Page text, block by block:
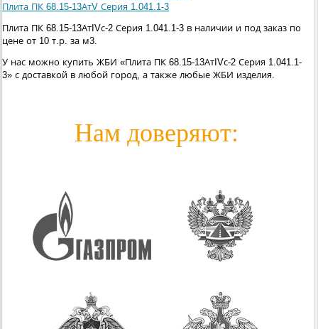
Плита ПК 68.15-13АтV Серия 1.041.1-3
Плита ПК 68.15-13АтIVс-2 Серия 1.041.1-3 в наличии и под заказ по
цене от 10 т.р. за м3.
У нас можно купить ЖБИ «Плита ПК 68.15-13АтIVс-2 Серия 1.041.1-
3» с доставкой в любой город, а также любые ЖБИ изделия.
Нам доверяют: